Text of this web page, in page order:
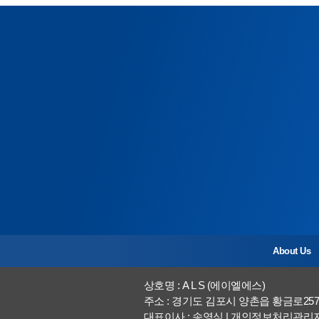
About Us
상호명 : A L S (에이엘에스)
주소 : 경기도 김포시 양촌읍 황금로
대표이사 : 송영식 | 개인정보처리관리